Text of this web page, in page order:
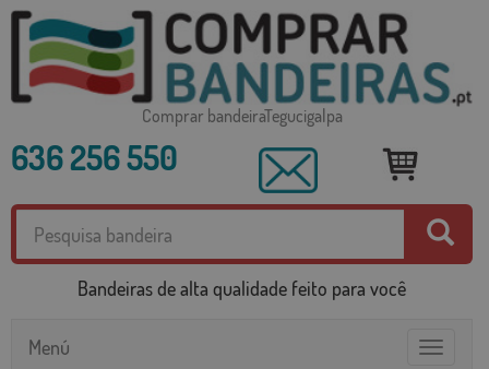
Comprar bandeiraTegucigalpa
636 256 550
Bandeiras de alta qualidade feito para você
Toggle
Menú